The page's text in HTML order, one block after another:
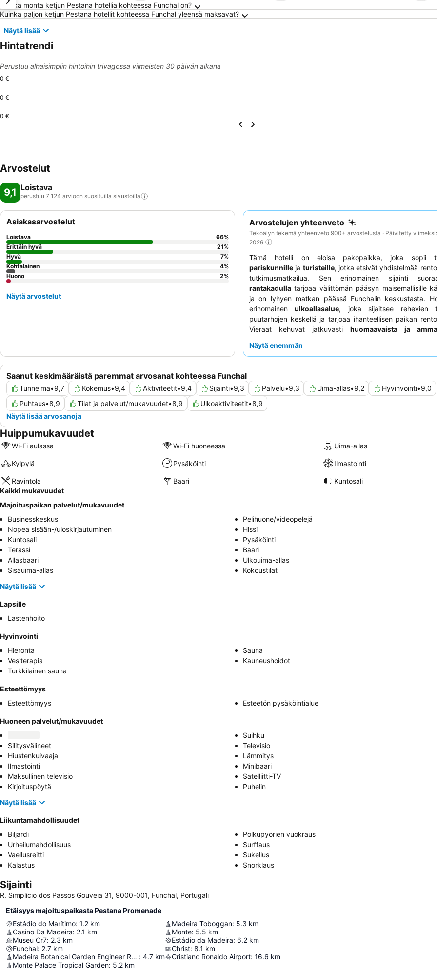
Usein kysytyt kysymykset kohteesta Funchal
Kuinka monta ketjun Pestana hotellia kohteessa Funchal on?
Kuinka paljon ketjun Pestana hotellit kohteessa Funchal yleensä maksavat?
Näytä lisää
Hintatrendi
Perustuu alhaisimpiin hintoihin trivagossa viimeisten 30 päivän aikana
0 €
0 €
0 €
Arvostelut
9,1 Loistava
perustuu 7 124 arvioon suosituilla sivustoilla
Arvostelujen yhteenveto
Tekoälyn tekemä yhteenveto 900+ arvostelusta · Päivitetty
2026
Tämä hotelli on eloisa pakopaikka, joka sopii
pariskunnille ja turisteille, jotka etsivät yhdistelmää
tutkimusmatkailua. Sen erinomainen sijainti
rantakadulla tarjoaa välittömän pääsyn maisemallisille
ja on lyhyen matkan päässä Funchalin keskustasta.
erinomainenulkoallasalue, joka sijaitsee rehevien
puutarhojen keskellä ja tarjoaa ihanteellisen paikan
Vieraat kehuvat jatkuvasti huomaavaista ja
tuoreita hedelmiä, monipuolisia leipiä ja tilauksesta
allasnäkymät.
Näytä enemmän
Saanut keskimääräistä paremmat arvosanat kohteessa Funchal
Tunnelma•9,7 Kokemus•9,4 Aktiviteetit•9,4 Sijainti•9,3 Palvelu•9,3 Uima-allas•9,2 Hyvinvointi•9,0
Puhtaus•8,9 Tilat ja palvelut/mukavuudet•8,9 Ulkoaktiviteetit•8,9
Näytä lisää arvosanoja
Asiakasarvostelut
Loistava 66%
Erittäin hyvä
21%
Hyvä
7%
Kohtalainen
4%
Huono
2%
Näytä arvostelut
Huippumukavuudet
Wi-Fi aulassa Wi-Fi huoneessa Uima-allas
Kylpylä Pysäköinti Ilmastointi
Ravintola Baari
Kuntosali
Kaikki mukavuudet
Majoituspaikan palvelut/mukavuudet
Businesskeskus
Pelihuone/videopelejä
Nopea sisään-/uloskirjautuminen
Hissi
Kuntosali
Pysäköinti
Terassi
Baari
Allasbaari
Ulkouima-allas
Sisäuima-allas
Kokoustilat
Näytä lisää
Lapsille
Lastenhoito
Hyvinvointi
Hieronta
Sauna
Vesiterapia
Kauneushoidot
Turkkilainen sauna
Esteettömyys
Esteettömyys
Esteetön pysäköintialue
Huoneen palvelut/mukavuudet
Suihku
Silitysvälineet
Televisio
Hiustenkuivaaja
Lämmitys
Ilmastointi
Minibaari
Maksullinen televisio
Satelliitti-TV
Kirjoituspöytä
Puhelin
Näytä lisää
Liikuntamahdollisuudet
Biljardi
Polkupyörien vuokraus
Urheilumahdollisuus
Surffaus
Vaellusreitti
Sukellus
Kalastus
Snorklaus
Sijainti
R. Simplício dos Passos Gouveia 31, 9000-001, Funchal, Portugali
Etäisyys majoituspaikasta Pestana Promenade
Estádio do Marítimo: 1.2 km
Casino Da Madeira: 2.1 km
Museu Cr7: 2.3 km
Funchal: 2.7 km
Madeira Botanical Garden Engineer Rui Vieira : 4.7 km
Monte Palace Tropical Garden: 5.2 km
Madeira Toboggan: 5.3 km
Monte: 5.5 km
Estádio da Madeira: 6.2 km
Christ: 8.1 km
Cristiano Ronaldo Airport: 16.6 km